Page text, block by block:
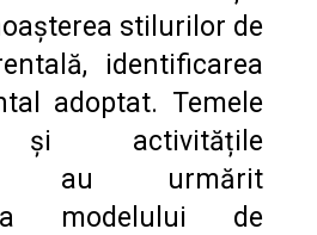
stilurilor de
identificarea
adoptat. Temele
și activitățile
au urmărit
modelului de